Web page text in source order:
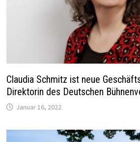
Claudia Schmitz ist neue
Direktorin des Deutschen
Januar 16, 2022